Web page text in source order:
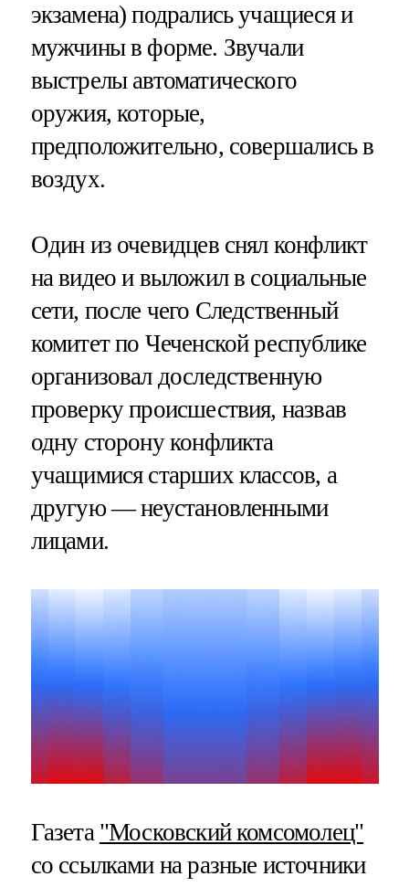
экзамена) подрались учащиеся и
мужчины в форме. Звучали
выстрелы автоматического
оружия, которые,
предположительно, совершались в
воздух.
Один из очевидцев снял конфликт
на видео и выложил в социальные
сети, после чего Следственный
комитет по Чеченской республике
организовал доследственную
проверку происшествия, назвав
одну сторону конфликта
учащимися старших классов, а
другую — неустановленными
лицами.
Газета "Московский комсомолец"
со ссылками на разные источники